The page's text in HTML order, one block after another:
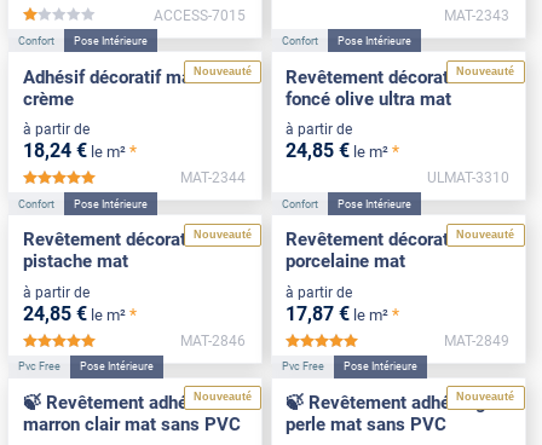
***** ACCESS-7015 MAT-2343
Nouveauté
Confort Pose Intérieure
Adhésif décoratif mat blanc
crème
à partir de
18,24 € le m² *
*****
MAT-2344
Nouveauté
Confort Pose Intérieure
Revêtement décoratif vert
foncé olive ultra mat
à partir de
24,85 € le m² *
ULMAT-3310
Nouveauté
Confort Pose Intérieure
Revêtement décoratif vert
pistache mat
à partir de
24,85 € le m² *
*****
MAT-2846
Nouveauté
Confort Pose Intérieure
Revêtement décoratif
porcelaine mat
à partir de
17,87 € le m² *
MAT-2849
Nouveauté
Pvc Free Pose Intérieure
🍃 Revêtement adhésif
marron clair mat sans PVC
Nouveauté
Pvc Free Pose Intérieure
🍃 Revêtement adhésif gris
perle mat sans PVC